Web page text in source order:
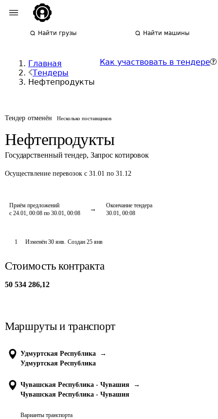
Найти грузы Найти машины
Главная
Тендеры
Нефтепродукты
Как участвовать в тендере
Тендер отменён Несколько поставщиков
Нефтепродукты
Государственный тендер, Запрос котировок
Осуществление перевозок с 31.01 по 31.12
Приём предложений
с 24.01, 00:08 по 30.01, 00:08
Окончание тендера
30.01, 00:08
1 Изменён 30 янв. Создан 25 янв
Стоимость контракта
50 534 286,12
Маршруты и транспорт
Удмуртская Республика
→
Удмуртская Республика
Чувашская Республика - Чувашия
→
Чувашская Республика - Чувашия
Варианты транспорта